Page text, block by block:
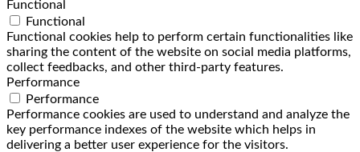
Functional
Functional
Functional cookies help to perform certain functionalities like
sharing the content of the website on social media platforms,
collect feedbacks, and other third-party features.
Performance
Performance
Performance cookies are used to understand and analyze the
key performance indexes of the website which helps in
delivering a better user experience for the visitors.